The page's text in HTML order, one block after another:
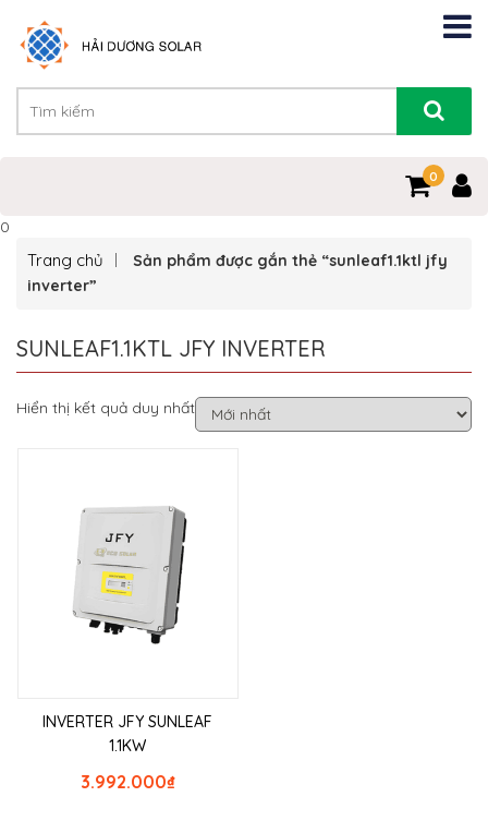
0
0
Trang chủ
Sản phẩm được gắn thẻ “sunleaf1.1ktl jfy
inverter”
SUNLEAF1.1KTL JFY INVERTER
Hiển thị kết quả duy nhất
INVERTER JFY SUNLEAF
1.1KW
₫
3.992.000